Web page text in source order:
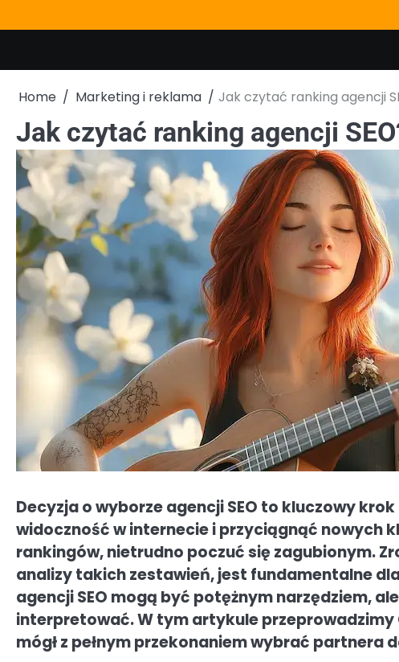
to
Home Marketing i reklama Jak czytać ranking agencji
Jak czytać ranking agencji
Decyzja o wyborze agencji SEO to kluczowy
widoczność w internecie i przyciągnąć nowych
rankingów, nietrudno poczuć się zagubionym.
analizy takich zestawień, jest fundamentalne
agencji SEO mogą być potężnym narzędziem,
interpretować. W tym artykule przeprowadzimy
mógł z pełnym przekonaniem wybrać partnera